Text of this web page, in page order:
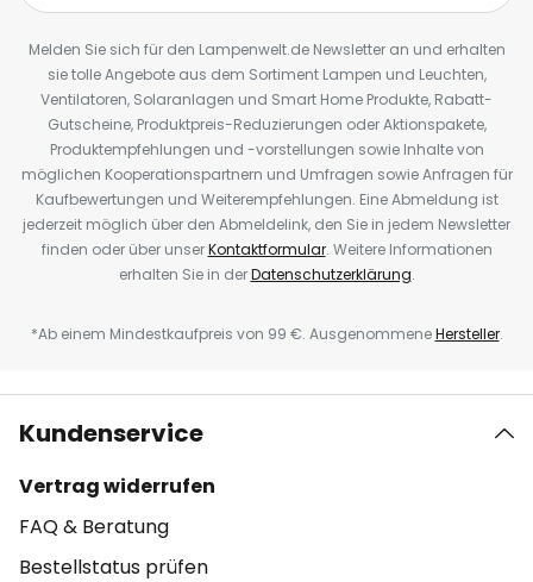
Melden Sie sich für den Lampenwelt.de Newsletter an und erhalten
sie tolle Angebote aus dem Sortiment Lampen und Leuchten,
Ventilatoren, Solaranlagen und Smart Home Produkte, Rabatt-
Gutscheine, Produktpreis-Reduzierungen oder Aktionspakete,
Produktempfehlungen und -vorstellungen sowie Inhalte von
möglichen Kooperationspartnern und Umfragen sowie Anfragen für
Kaufbewertungen und Weiterempfehlungen. Eine Abmeldung ist
jederzeit möglich über den Abmeldelink, den Sie in jedem Newsletter
finden oder über unserKontaktformular. Weitere Informationen
erhalten Sie in derDatenschutzerklärung.
*Ab einem Mindestkaufpreis von 99 €. AusgenommeneHersteller.
Kundenservice
Vertrag widerrufen
FAQ & Beratung
Bestellstatus prüfen